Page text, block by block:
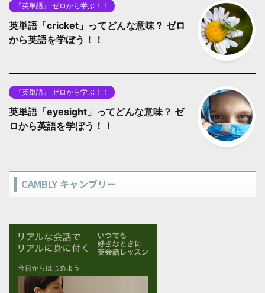
『英単語』 ゼロから学ぶ！！
英単語「cricket」ってどんな意味？ ゼロ
から英語を学ぼう！！
『英単語』 ゼロから学ぶ！！
英単語「eyesight」ってどんな意味？ ゼ
ロから英語を学ぼう！！
CAMBLY キャンブリー